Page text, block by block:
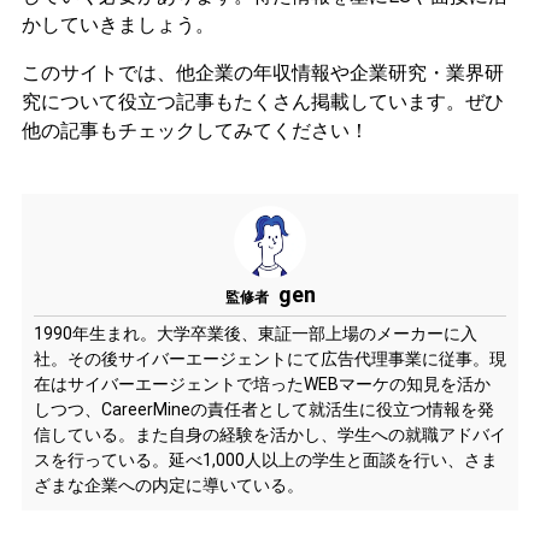
かしていきましょう。
このサイトでは、他企業の年収情報や企業研究・業界研
究について役立つ記事もたくさん掲載しています。ぜひ
他の記事もチェックしてみてください！
監修者 gen
1990年生まれ。大学卒業後、東証一部上場のメーカーに入
社。その後サイバーエージェントにて広告代理事業に従事。現
在はサイバーエージェントで培ったWEBマーケの知見を活か
しつつ、CareerMineの責任者として就活生に役立つ情報を発
信している。また自身の経験を活かし、学生への就職アドバイ
スを行っている。延べ1,000人以上の学生と面談を行い、さま
ざまな企業への内定に導いている。